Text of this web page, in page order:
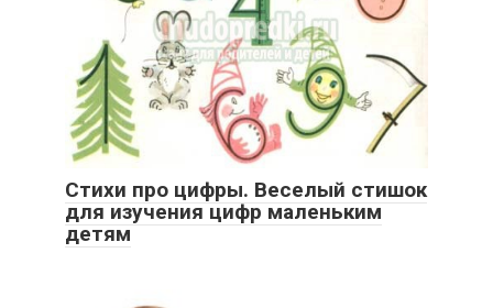
Стихи про цифры. Веселый стишок
для изучения цифр маленьким
детям